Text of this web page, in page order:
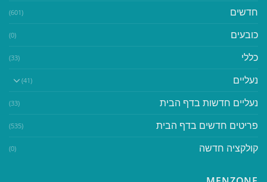
חדשים (601)
כובעים (0)
כללי (33)
נעליים (41)
נעליים חדשות בדף הבית (33)
פריטים חדשים בדף הבית (535)
קולקציה חדשה (0)